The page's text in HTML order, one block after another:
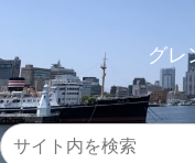
グレ